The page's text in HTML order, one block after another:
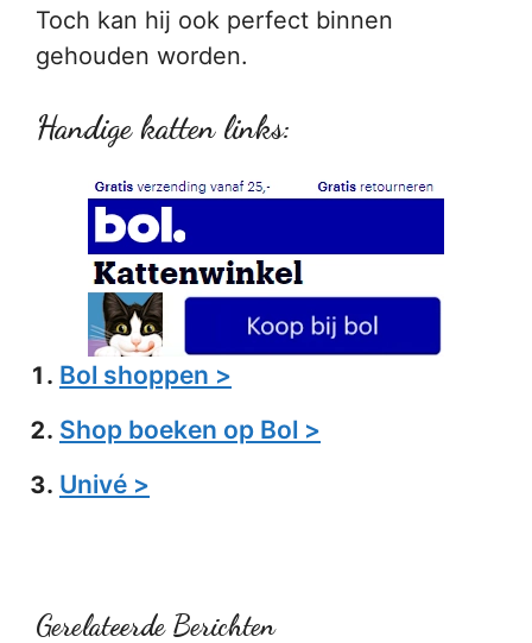
Toch kan hij ook perfect binnen
gehouden worden.
Handige katten links:
Bol shoppen >
Shop boeken op Bol >
Univé >
Gerelateerde Berichten